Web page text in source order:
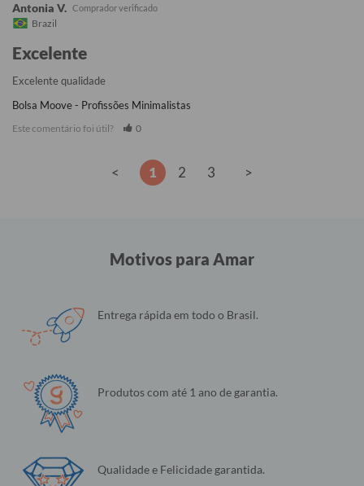
Antonia V.
Brazil
Excelente
Excelente qualidade
Bolsa Moove - Profissões Minimalistas
Este comentário foi útil? 0
< 1 2 3 >
Motivos para Amar
Entrega rápida em todo o Brasil.
Produtos com até 1 ano de garantia.
Qualidade e Felicidade garantida.